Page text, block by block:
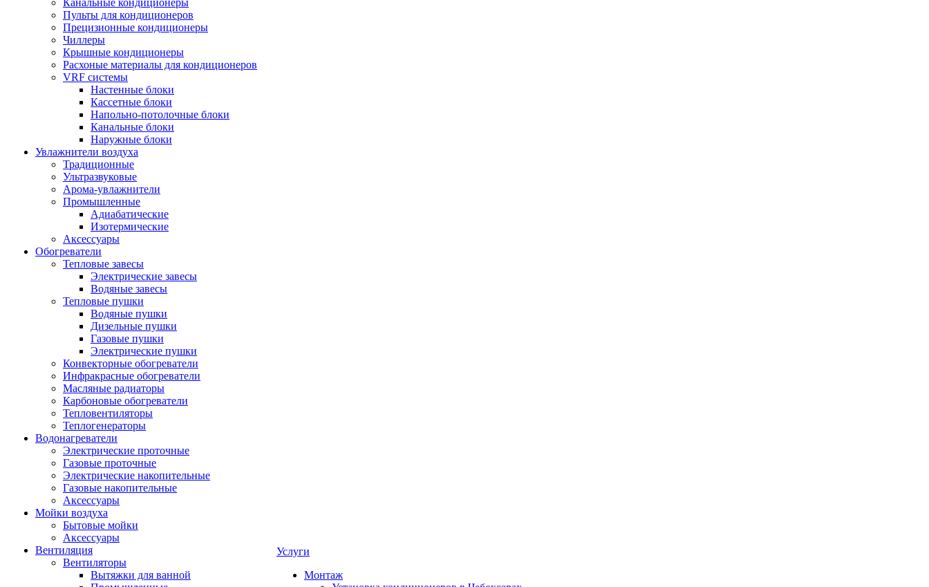
Канальные кондиционеры
Пульты для кондиционеров
Прецизионные кондиционеры
Чиллеры
Крышные кондиционеры
Расхоные материалы для кондиционеров
VRF системы
Настенные блоки
Кассетные блоки
Напольно-потолочные блоки
Канальные блоки
Наружные блоки
Увлажнители воздуха
Традиционные
Ультразвуковые
Арома-увлажнители
Промышленныe
Адиабатические
Изотермические
Аксессуары
Обогреватели
Тепловые завесы
Электрические завесы
Водяные завесы
Тепловые пушки
Водяные пушки
Дизельные пушки
Газовые пушки
Электрические пушки
Конвекторные обогреватели
Инфракрасные обогреватели
Масляные радиаторы
Карбоновые обогреватели
Тепловентиляторы
Теплогенераторы
Водонагреватели
Электрические проточные
Газовые проточные
Электрические накопительные
Газовые накопительные
Аксессуары
Мойки воздуха
Бытовые мойки
Аксессуары
Вентиляция
Вентиляторы
Вытяжки для ванной
Услуги
Монтаж